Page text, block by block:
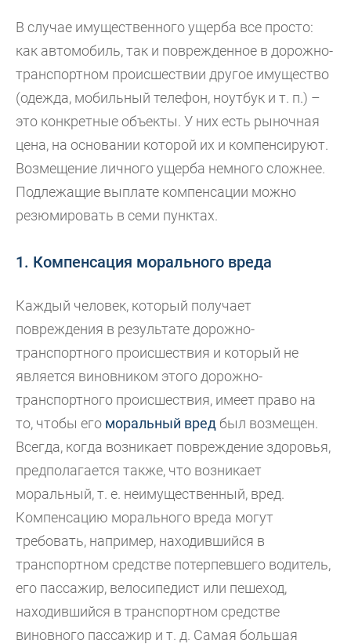
В случае имущественного ущерба все просто:
как автомобиль, так и поврежденное в дорожно-
транспортном происшествии другое имущество
(одежда, мобильный телефон, ноутбук и т. п.) –
это конкретные объекты. У них есть рыночная
цена, на основании которой их и компенсируют.
Возмещение личного ущерба немного сложнее.
Подлежащие выплате компенсации можно
резюмировать в семи пунктах.
1. Компенсация морального вреда
Каждый человек, который получает
повреждения в результате дорожно-
транспортного происшествия и который не
является виновником этого дорожно-
транспортного происшествия, имеет право на
то, чтобы его моральный вред был возмещен.
Всегда, когда возникает повреждение здоровья,
предполагается также, что возникает
моральный, т. е. неимущественный, вред.
Компенсацию морального вреда могут
требовать, например, находившийся в
транспортном средстве потерпевшего водитель,
его пассажир, велосипедист или пешеход,
находившийся в транспортном средстве
виновного пассажир и т. д. Самая большая